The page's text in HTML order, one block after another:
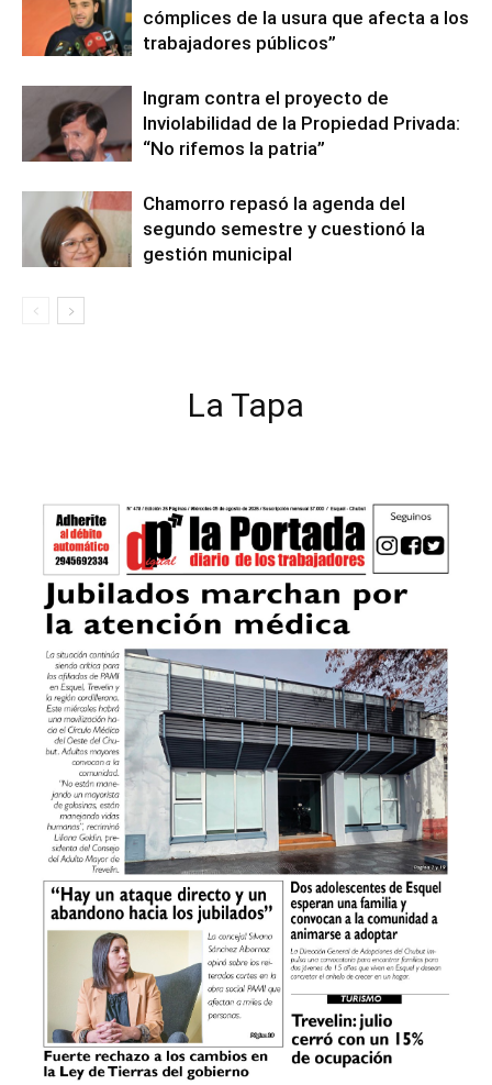
cómplices de la usura que afecta a los
trabajadores públicos”
Ingram contra el proyecto de
Inviolabilidad de la Propiedad Privada:
“No rifemos la patria”
Chamorro repasó la agenda del
segundo semestre y cuestionó la
gestión municipal
La Tapa